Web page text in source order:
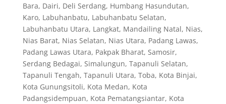
Bara, Dairi, Deli Serdang, Humbang Hasundutan,
Karo, Labuhanbatu, Labuhanbatu Selatan,
Labuhanbatu Utara, Langkat, Mandailing Natal, Nias,
Nias Barat, Nias Selatan, Nias Utara, Padang Lawas,
Padang Lawas Utara, Pakpak Bharat, Samosir,
Serdang Bedagai, Simalungun, Tapanuli Selatan,
Tapanuli Tengah, Tapanuli Utara, Toba, Kota Binjai,
Kota Gunungsitoli, Kota Medan, Kota
Padangsidempuan, Kota Pematangsiantar, Kota